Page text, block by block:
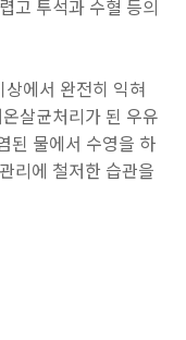
고 투석과 수혈 등의
에서 완전히 익혀
살균처리가 된 우유
된 물에서 수영을 하
리에 철저한 습관을